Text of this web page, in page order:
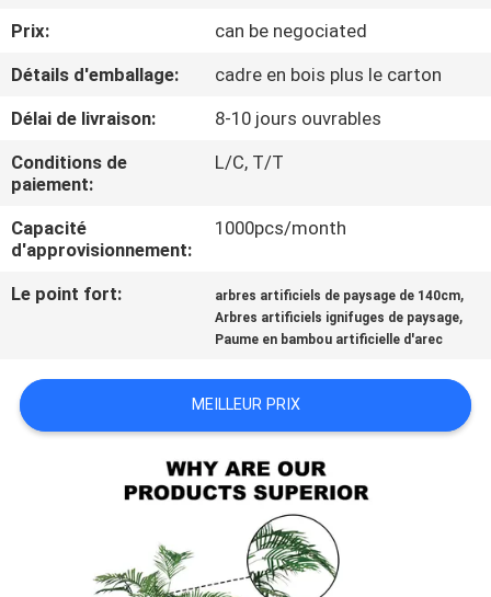
VISITE
DE
L'USINE
CONTRÔLE
QUALITÉ
CONTACTEZ-
NOUVELLES
AFFAIRES
DEMANDEZ
Prix:
can be negociated
Détails d'emballage:
cadre en bois plus le carton
Délai de livraison:
8-10 jours ouvrables
Conditions de
paiement:
L/C, T/T
Capacité
d'approvisionnement:
1000pcs/month
Le point fort: arbres artificiels de paysage de 140cm,
Arbres artificiels ignifuges de paysage,
Paume en bambou artificielle d'arec
MEILLEUR PRIX